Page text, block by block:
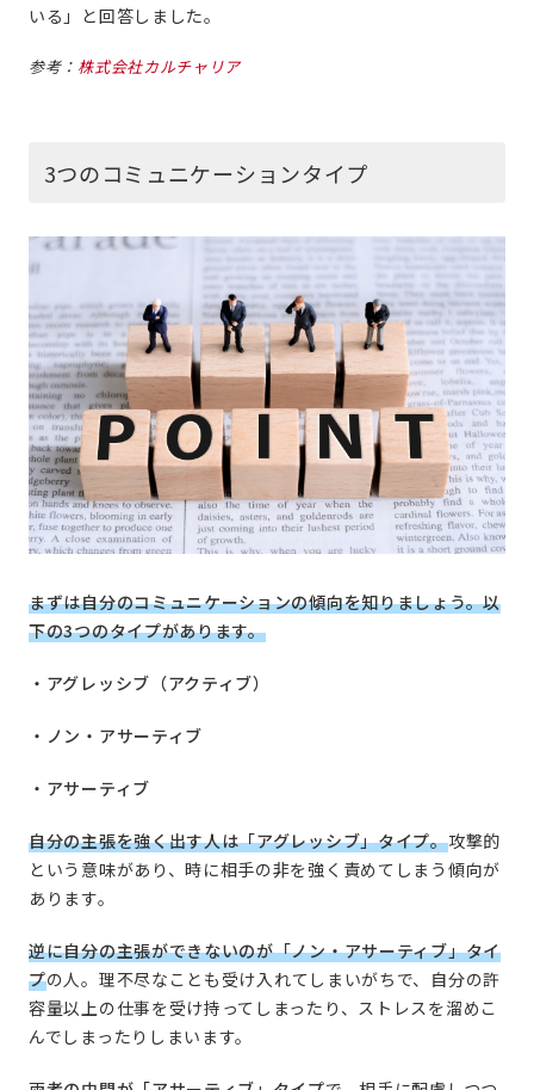
いる」と回答しました。
参考： 株式会社カルチャリア
3つのコミュニケーションタイプ
まずは自分のコミュニケーションの傾向を知りましょう。以
下の3つのタイプがあります。
・アグレッシブ（アクティブ）
・ノン・アサーティブ
・アサーティブ
自分の主張を強く出す人は「アグレッシブ」タイプ。攻撃的
という意味があり、時に相手の非を強く責めてしまう傾向が
あります。
逆に自分の主張ができないのが「ノン・アサーティブ」タイ
プの人。理不尽なことも受け入れてしまいがちで、自分の許
容量以上の仕事を受け持ってしまったり、ストレスを溜めこ
んでしまったりしまいます。